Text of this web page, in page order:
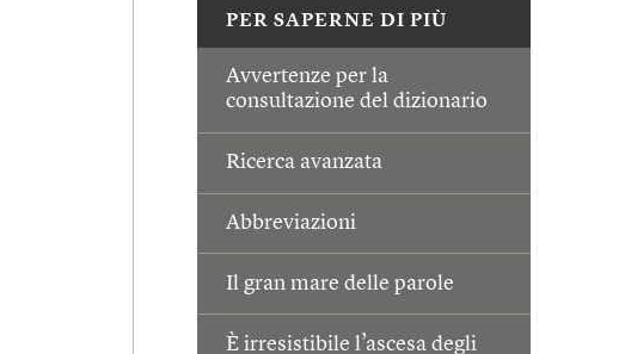
PER SAPERNE DI PIÙ
Avvertenze per la
consultazione del dizionario
Ricerca avanzata
Abbreviazioni
Il gran mare delle parole
È irresistibile l’ascesa degli